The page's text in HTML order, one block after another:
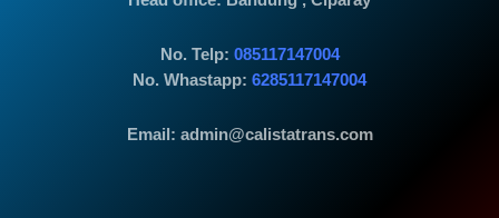
No. Telp: 085117147004
No. Whastapp: 6285117147004
Email: admin@calistatrans.com